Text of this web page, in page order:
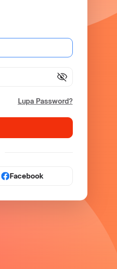
visibility_off
Lupa Password?
Facebook